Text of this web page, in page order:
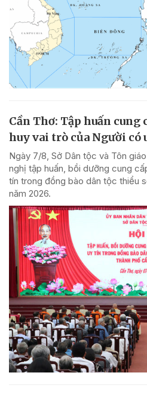
Cần Thơ: Tập huấn
huy vai trò của Người có
Ngày 7/8, Sở Dân tộc và Tôn
nghị tập huấn, bồi dưỡng cung
tín trong đồng bào dân tộc thiểu
năm 2026.